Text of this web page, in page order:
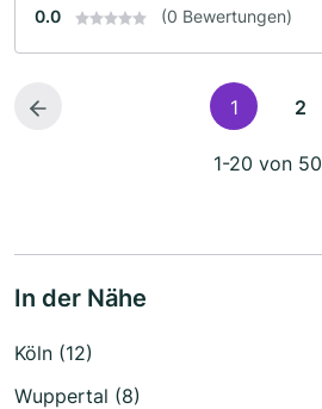
0.0 (0 Bewertungen)
1 2
1-20 von 50
In der Nähe
Köln (12)
Wuppertal (8)